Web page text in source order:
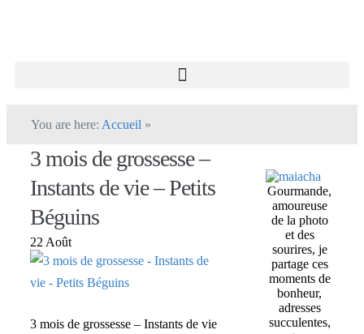
You are here: Accueil »
3 mois de grossesse –
Instants de vie – Petits
Béguins
22 Août
3 mois de grossesse – Instants de vie
Gourmande,
amoureuse
de la photo
et des
sourires, je
partage ces
moments de
bonheur,
adresses
succulentes,